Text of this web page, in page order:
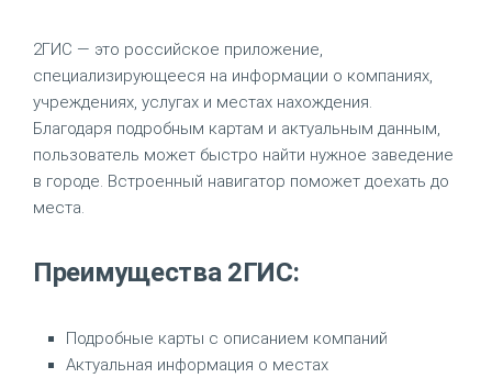
2ГИС — это российское приложение,
специализирующееся на информации о компаниях,
учреждениях, услугах и местах нахождения.
Благодаря подробным картам и актуальным данным,
пользователь может быстро найти нужное заведение
в городе. Встроенный навигатор поможет доехать до
места.
Преимущества 2ГИС:
Подробные карты с описанием компаний
Актуальная информация о местах